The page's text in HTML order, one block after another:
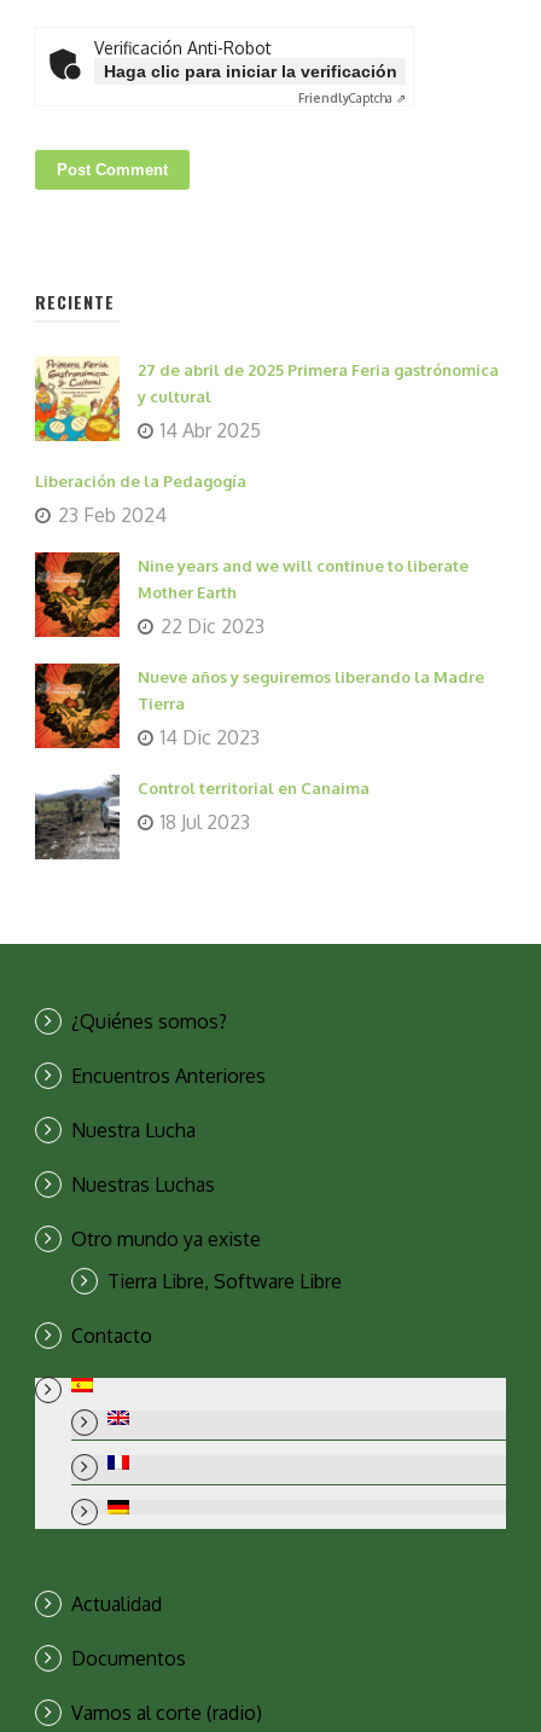
Verificación Anti-Robot
Haga clic para iniciar la verificación
FriendlyCaptcha ⇗
RECIENTE
27 de abril de 2025 Primera Feria gastrónomica
y cultural
14 Abr 2025
Liberación de la Pedagogía
23 Feb 2024
Nine years and we will continue to liberate
Mother Earth
22 Dic 2023
Nueve años y seguiremos liberando la Madre
Tierra
14 Dic 2023
Control territorial en Canaima
18 Jul 2023
¿Quiénes somos?
Encuentros Anteriores
Nuestra Lucha
Nuestras Luchas
Otro mundo ya existe
Tierra Libre, Software Libre
Contacto
Actualidad
Documentos
Vamos al corte (radio)